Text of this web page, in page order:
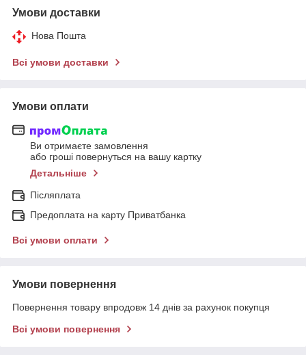
Умови доставки
Нова Пошта
Всі умови доставки
Умови оплати
Ви отримаєте замовлення
або гроші повернуться на вашу картку
Детальніше
Післяплата
Предоплата на карту Приватбанка
Всі умови оплати
Умови повернення
Повернення товару впродовж 14 днів за рахунок покупця
Всі умови повернення